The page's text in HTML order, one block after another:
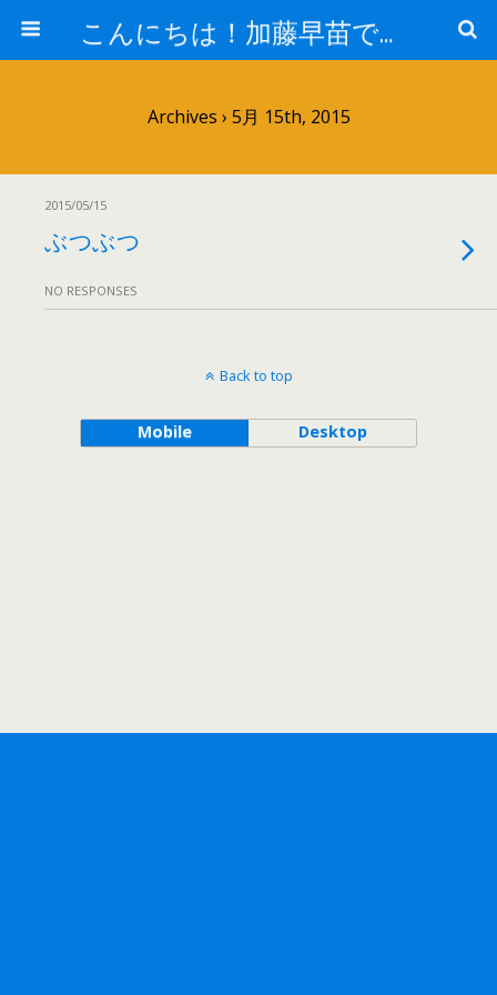
こんにちは！加藤早苗です。
Archives › 5月 15th, 2015
2015/05/15
ぶつぶつ
NO RESPONSES
Back to top
Mobile Desktop